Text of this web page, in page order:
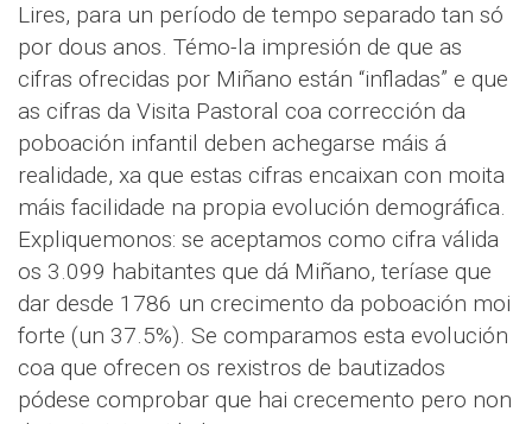
Lires, para un período de tempo separado tan só
por dous anos. Témo-la impresión de que as
cifras ofrecidas por Miñano están “infladas” e que
as cifras da Visita Pastoral coa corrección da
poboación infantil deben achegarse máis á
realidade, xa que estas cifras encaixan con moita
máis facilidade na propia evolución demográfica.
Expliquemonos: se aceptamos como cifra válida
os 3.099 habitantes que dá Miñano, teríase que
dar desde 1786 un crecimento da poboación moi
forte (un 37.5%). Se comparamos esta evolución
coa que ofrecen os rexistros de bautizados
pódese comprobar que hai crecemento pero non